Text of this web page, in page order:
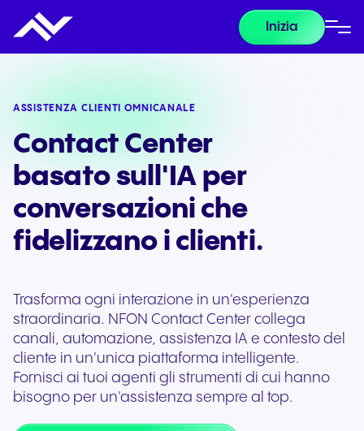
Inizia
ASSISTENZA CLIENTI OMNICANALE
Contact Center
basato sull'IA per
conversazioni che
fidelizzano i clienti.
Trasforma ogni interazione in un'esperienza
straordinaria. NFON Contact Center collega
canali, automazione, assistenza IA e contesto del
cliente in un'unica piattaforma intelligente.
Fornisci ai tuoi agenti gli strumenti di cui hanno
bisogno per un'assistenza sempre al top.